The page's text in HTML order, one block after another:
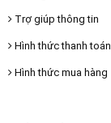
Trợ giúp thông tin
Hình thức thanh toán
Hình thức mua hàng